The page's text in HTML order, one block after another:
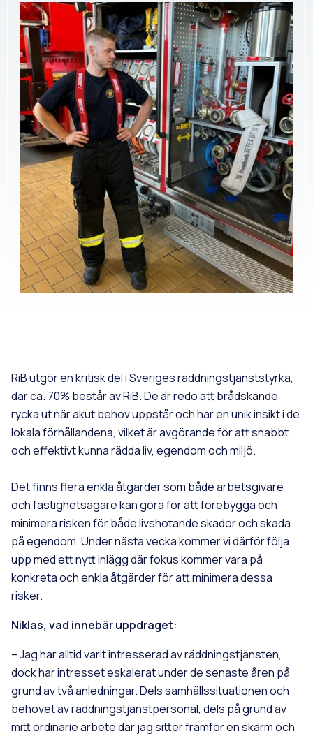
RiB utgör en kritisk del i Sveriges räddningstjänststyrka,
där ca. 70% består av RiB. De är redo att brådskande
rycka ut när akut behov uppstår och har en unik insikt i de
lokala förhållandena, vilket är avgörande för att snabbt
och effektivt kunna rädda liv, egendom och miljö.
Det finns flera enkla åtgärder som både arbetsgivare
och fastighetsägare kan göra för att förebygga och
minimera risken för både livshotande skador och skada
på egendom. Under nästa vecka kommer vi därför följa
upp med ett nytt inlägg där fokus kommer vara på
konkreta och enkla åtgärder för att minimera dessa
risker.
Niklas, vad innebär uppdraget:
– Jag har alltid varit intresserad av räddningstjänsten,
dock har intresset eskalerat under de senaste åren på
grund av två anledningar. Dels samhällssituationen och
behovet av räddningstjänstpersonal, dels på grund av
mitt ordinarie arbete där jag sitter framför en skärm och